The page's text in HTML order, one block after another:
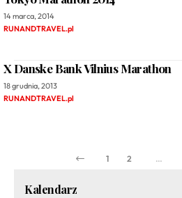
14 marca, 2014
RUNANDTRAVEL.pl
X Danske Bank Vilnius Marathon
18 grudnia, 2013
RUNANDTRAVEL.pl
1 2 …
Kalendarz